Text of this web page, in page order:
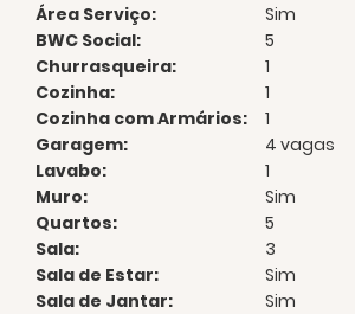
Área Serviço:
Sim
BWC Social:
5
Churrasqueira:
1
Cozinha:
1
Cozinha com Armários:
1
Garagem:
4 vagas
Lavabo:
1
Muro:
Sim
Quartos:
5
Sala:
3
Sala de Estar:
Sim
Sala de Jantar:
Sim